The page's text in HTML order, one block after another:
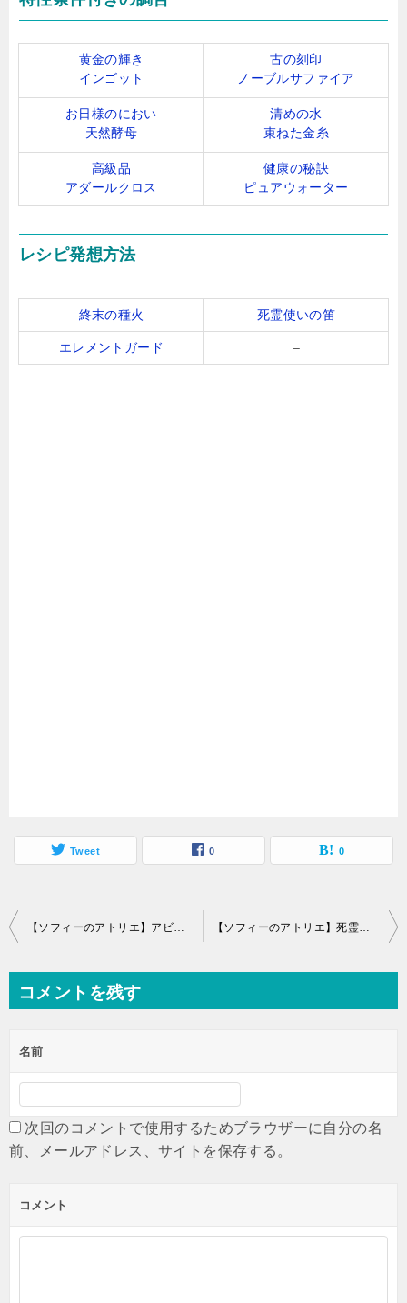
黄金の輝き
インゴット
古の刻印
ノーブルサファイア
お日様のにおい
天然酵母
清めの水
束ねた金糸
高級品
アダールクロス
健康の秘訣
ピュアウォーター
レシピ発想方法
終末の種火 死霊使いの笛
エレメントガード –
Tweet 0 0
投
稿
ナ
ビ
ゲ
シ
ョ
ン
【ソフィーのアトリエ】アビリティのおすすめ優先度とポイントの稼ぎ方 【ソフィーのアトリエ】死霊使いの笛のレシピ発想方法｜死霊と話せる人の場所
コメントを残す
名前
次回のコメントで使用するためブラウザーに自分の名
前、メールアドレス、サイトを保存する。
コメント